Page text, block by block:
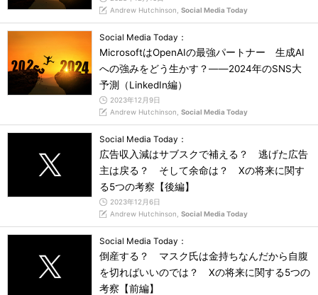
Andrew Hutchinson, Social Media Today
Social Media Today：
MicrosoftはOpenAIの最強パートナー 生成AI
への強みをどう生かす？――2024年のSNS大
予測（LinkedIn編）
2023年12月9日
Andrew Hutchinson, Social Media Today
Social Media Today：
広告収入減はサブスクで補える？ 逃げた広告
主は戻る？ そして余命は？ Xの将来に関す
る5つの考察【後編】
2023年12月6日
Andrew Hutchinson, Social Media Today
Social Media Today：
倒産する？ マスク氏は金持ちなんだから自腹
を切ればいいのでは？ Xの将来に関する5つの
考察【前編】